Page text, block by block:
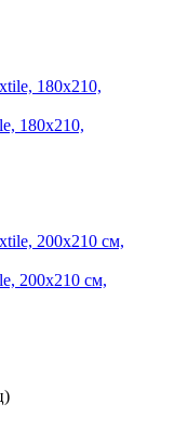
180х210,
200х210 см,